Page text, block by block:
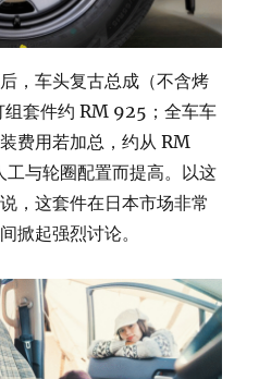
，车头复古总成（不含烤
套件约 RM 925；全车车
费用若加总，约从 RM
与轮圈配置而提高。以这
，这套件在日本市场非常
掀起强烈讨论。